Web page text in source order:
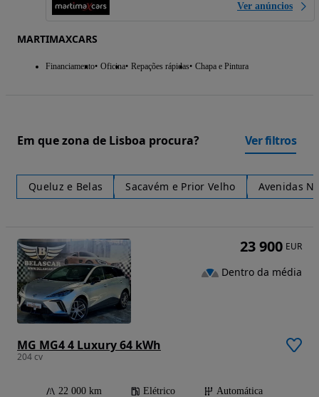
Ver anúncios
MARTIMAXCARS
Financiamento Oficina Repações rápidas Chapa e Pintura
Em que zona de Lisboa procura? Ver filtros
Queluz e Belas Sacavém e Prior Velho Avenidas
MG MG4 4 Luxury 64 kWh
204 cv
22 000 km Elétrico
Automática
23 900 EUR
Dentro da média